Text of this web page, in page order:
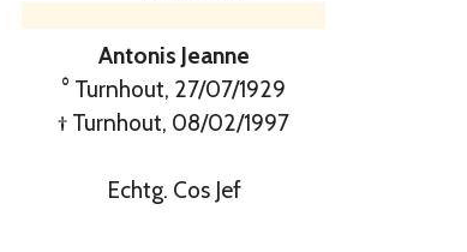
Antonis Jeanne
° Turnhout, 27/07/1929
† Turnhout, 08/02/1997
Echtg. Cos Jef